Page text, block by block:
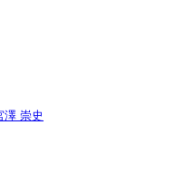
澤 崇史